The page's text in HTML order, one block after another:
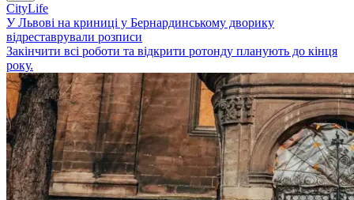
CityLife
У Львові на криниці у Бернардинському дворику
відреставрували розписи
Закінчити всі роботи та відкрити ротонду планують до кінця
року.